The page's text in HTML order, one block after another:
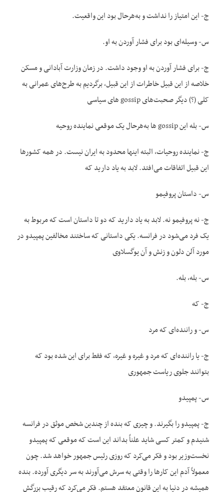
ج- این امتیاز را نداشت و به‌هرحال بود این واقعیت.
س- وسیله‌ای بود برای فشار آوردن به او.
ج- برای فشار آوردن به او وجود داشت. در زمان وزارت آبادانی و مسکن
خلاصه از این قبیل خاطرات از این قبیل، برگردیم به طرح‌های عمرانی به
کلی (؟) دیگر صحبت‌های gossip های سیاسی
س- بله این gossip ها به‌هرحال یک موقعی نماینده روحیه
ج- نماینده روحیات، البته اینها محدود به ایران نیست. در همه کشورها
این قبیل اتفاقات می‌افتد. لابد به یاد دارید که
س- داستان پروفیمو
ج- نه پروفیمو نه. لابد به یاد دارید که دو تا داستان است که مربوط به
یک فرد می‌شود در فرانسه. یکی داستانی که ساختند مخالفین پمپیدو در
مورد آلن دلون و زنش و آن یوگسلاوی
س- بله، بله.
ج- که
س- و راننده‌ای که مرد
ج- یا راننده‌ای که مرد و غیره و غیره، که فقط برای این شده بود که
بتوانند جلوی ریاست جمهوری
س- پمپیدو
ج- پمپیدو را بگیرند. و چیزی که بنده از چندین شخص موثق در فرانسه
شنیدم و کمتر کسی شاید علناً بداند این است که موقعی که پمپیدو
نخست‌وزیر بود و فکر می‌کرد که روزی رئیس جمهور خواهد شد. چون
معمولاً آدم این کارها را وقتی به سرش می‌آورند به سر دیگری آورده. بنده
همیشه در دنیا به این قانون معتقد هستم. فکر می‌کرد که رقیب بزرگش